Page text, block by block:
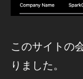
このサイトの
りました。